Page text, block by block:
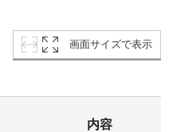
画面サイズで表示
内容